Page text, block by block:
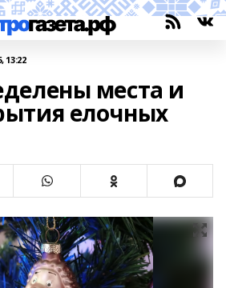
13:22
места и
елочных